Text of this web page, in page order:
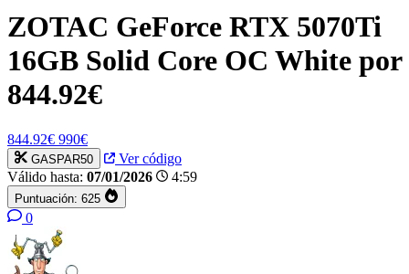
ZOTAC GeForce RTX 5070Ti
16GB Solid Core OC White por
844.92€
844.92€ 990€
GASPAR50
Ver código
Válido hasta: 07/01/2026 4:59
Puntuación: 625
0